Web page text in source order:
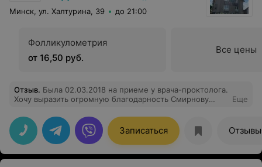
Минск, ул. Халтурина, 39 до 21:00
Фолликулометрия
от 16,50 руб.
Все цены
Отзыв. Была 02.03.2018 на приеме у врача-проктолога.
Хочу выразить огромную благодарность Смирнову
и внимание. Это тот врач, который вежлив с
пациентом, предоставит полную информацию, ответит
на все интересующие вопросы, а самое главное,
уменьшит страх, т.к. многие боятся либо стесняются
визита к проктологу. По результатам обследования я
Еще
Записаться Отзывы